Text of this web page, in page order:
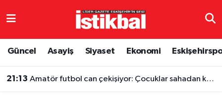
Güncel Asayiş Siyaset Ekonomi
21:13 Amatör futbol can çekişiyor: Çocuklar sahadan koparılıyor
Eskişehirspor
Eskişehir Nöbetçi Eczaneler